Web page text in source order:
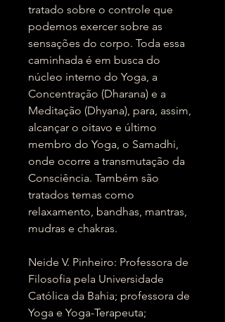
tratado sobre o controle que
podemos exercer sobre as
sensações do corpo. Toda essa
caminhada é em busca do
núcleo interno do Yoga, a
Concentração (Dharana) e a
Meditação (Dhyana), para, assim,
alcançar o oitavo e último
membro do Yoga, o Samadhi,
onde ocorre a transmutação da
Consciência. Também são
tratados temas como
relaxamento, bandhas, mantras,
mudras e chakras.
Neide V. Pinheiro: Professora de
Filosofia pela Universidade
Católica da Bahia; professora de
Yoga e Yoga-Terapeuta;